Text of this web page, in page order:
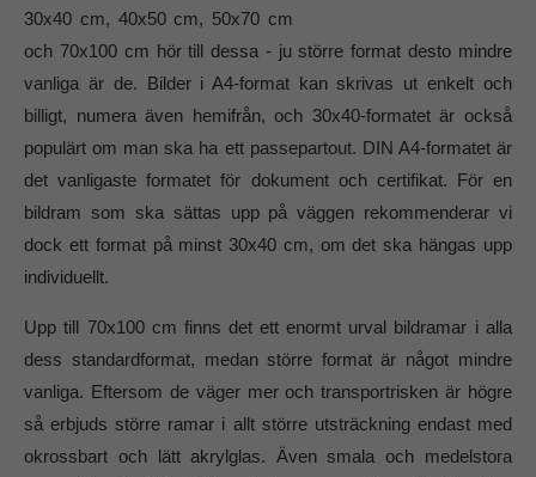
30x40 cm, 40x50 cm, 50x70 cm
och 70x100 cm hör till dessa - ju större format desto mindre
vanliga är de. Bilder i A4-format kan skrivas ut enkelt och
billigt, numera även hemifrån, och 30x40-formatet är också
populärt om man ska ha ett passepartout. DIN A4-formatet är
det vanligaste formatet för dokument och certifikat. För en
bildram som ska sättas upp på väggen rekommenderar vi
dock ett format på minst 30x40 cm, om det ska hängas upp
individuellt.
Upp till 70x100 cm finns det ett enormt urval bildramar i alla
dess standardformat, medan större format är något mindre
vanliga. Eftersom de väger mer och transportrisken är högre
så erbjuds större ramar i allt större utsträckning endast med
okrossbart och lätt akrylglas. Även smala och medelstora